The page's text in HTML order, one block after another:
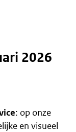
2026
: op onze
en visueel